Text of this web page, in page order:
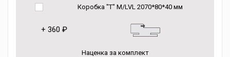
Коробка "Т" M/LVL 2070*80*40 мм
+ 360 ₽
Наценка за комплект